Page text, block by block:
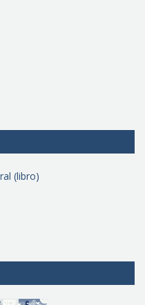
(libro)